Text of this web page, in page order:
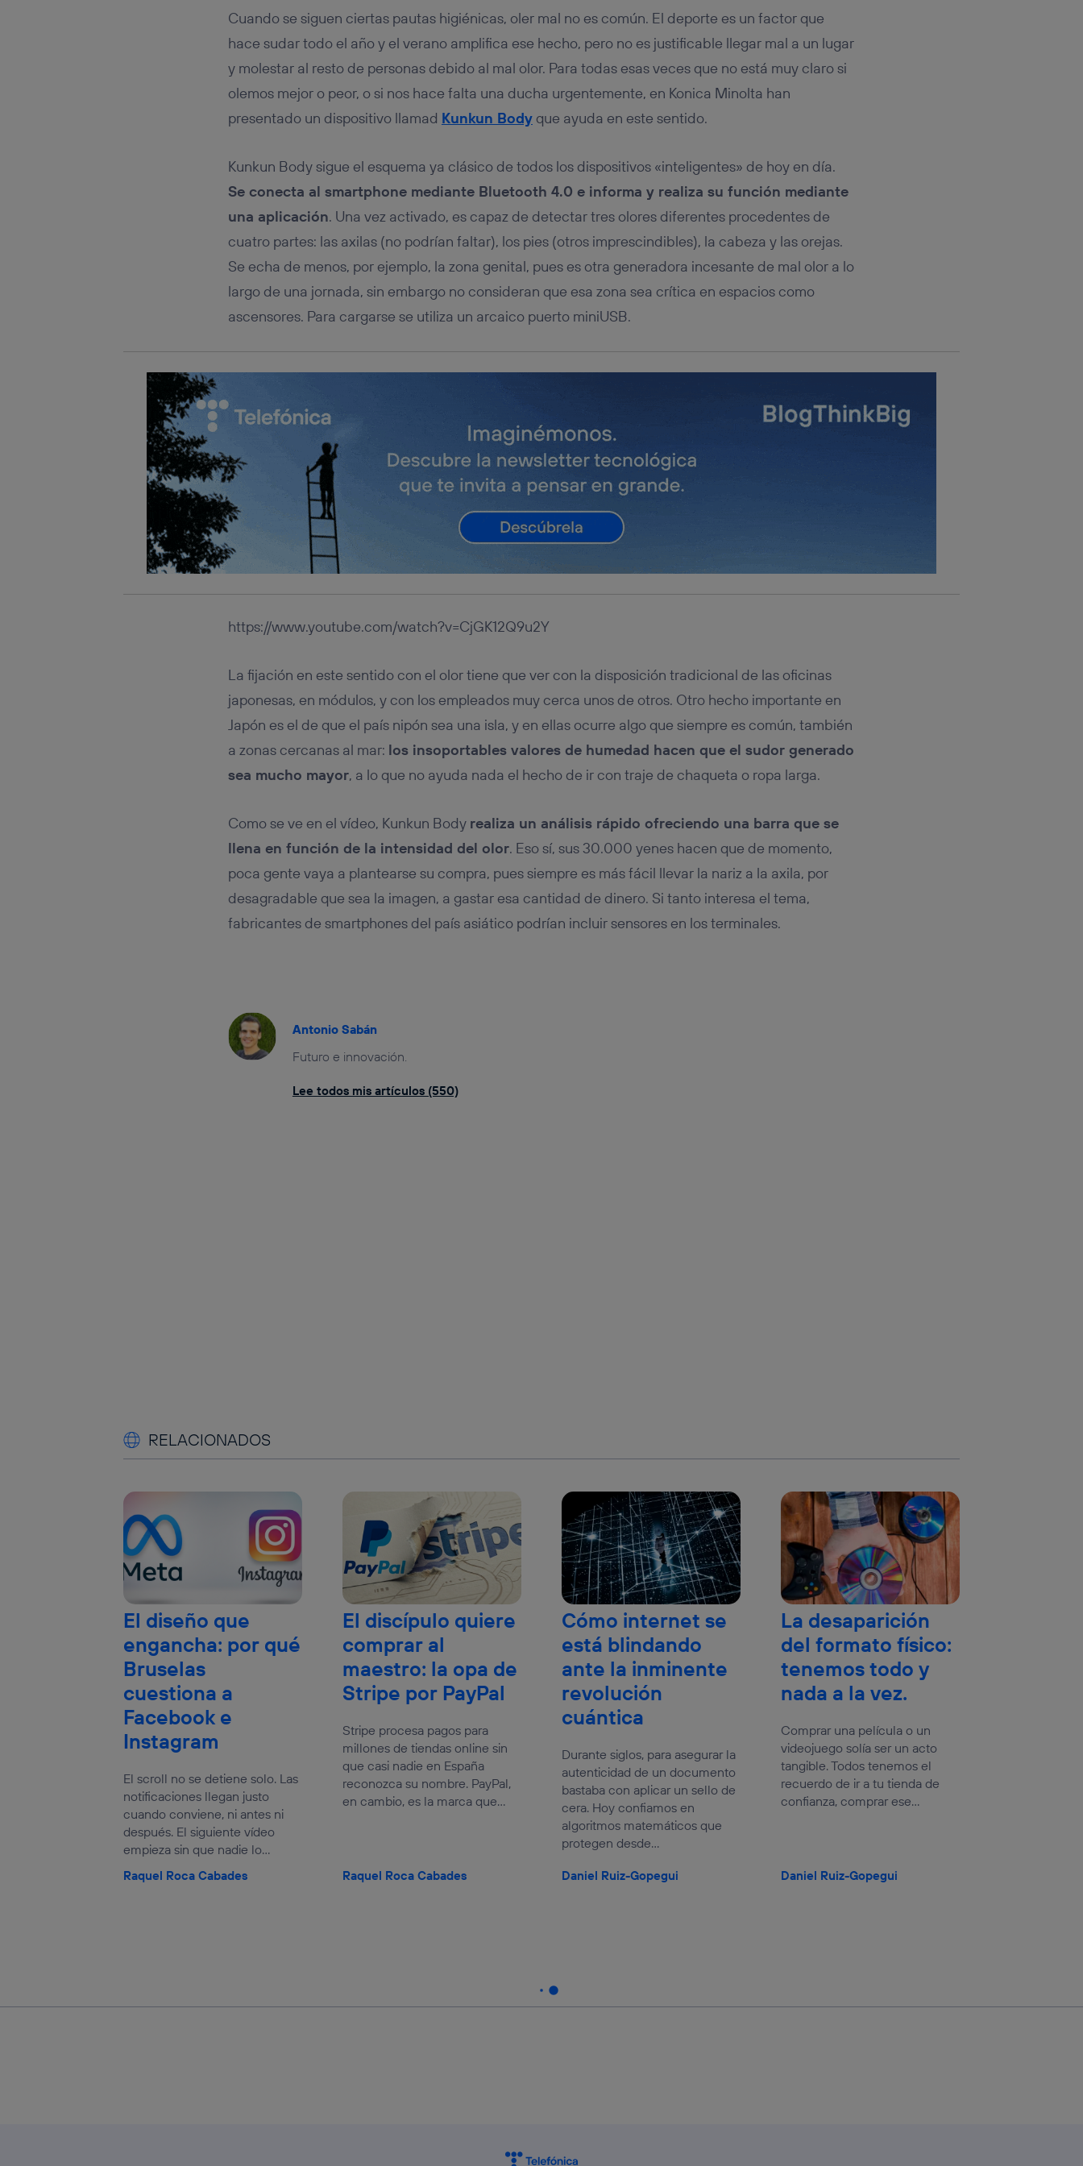
Cuando se siguen ciertas pautas higiénicas, oler mal no es común. El deporte es un factor que
hace sudar todo el año y el verano amplifica ese hecho, pero no es justificable llegar mal a un lugar
y molestar al resto de personas debido al mal olor. Para todas esas veces que no está muy claro si
olemos mejor o peor, o si nos hace falta una ducha urgentemente, en Konica Minolta han
presentado un dispositivo llamad Kunkun Bodyque ayuda en este sentido.
Kunkun Body sigue el esquema ya clásico de todos los dispositivos «inteligentes» de hoy en día.
Se conecta al smartphone mediante Bluetooth 4.0 e informa y realiza su función mediante
una aplicación. Una vez activado, es capaz de detectar tres olores diferentes procedentes de
cuatro partes: las axilas (no podrían faltar), los pies (otros imprescindibles), la cabeza y las orejas.
Se echa de menos, por ejemplo, la zona genital, pues es otra generadora incesante de mal olor a lo
largo de una jornada, sin embargo no consideran que esa zona sea crítica en espacios como
ascensores. Para cargarse se utiliza un arcaico puerto miniUSB.
https://www.youtube.com/watch?v=CjGK12Q9u2Y
La fijación en este sentido con el olor tiene que ver con la disposición tradicional de las oficinas
japonesas, en módulos, y con los empleados muy cerca unos de otros. Otro hecho importante en
Japón es el de que el país nipón sea una isla, y en ellas ocurre algo que siempre es común, también
a zonas cercanas al mar: los insoportables valores de humedad hacen que el sudor generado
sea mucho mayor, a lo que no ayuda nada el hecho de ir con traje de chaqueta o ropa larga.
Como se ve en el vídeo, Kunkun Body realiza un análisis rápido ofreciendo una barra que se
llena en función de la intensidad del olor. Eso sí, sus 30.000 yenes hacen que de momento,
poca gente vaya a plantearse su compra, pues siempre es más fácil llevar la nariz a la axila, por
desagradable que sea la imagen, a gastar esa cantidad de dinero. Si tanto interesa el tema,
fabricantes de smartphones del país asiático podrían incluir sensores en los terminales.
Antonio Sabán
Futuro e innovación.
Lee todos mis artículos (550)
RELACIONADOS
El diseño que
engancha: por qué
Bruselas
cuestiona a
Facebook e
Instagram
El scroll no se detiene solo. Las
notificaciones llegan justo
cuando conviene, ni antes ni
después. El siguiente vídeo
empieza sin que nadie lo...
Raquel Roca Cabades
El discípulo quiere
comprar al
maestro: la opa de
Stripe por PayPal
Stripe procesa pagos para
millones de tiendas online sin
que casi nadie en España
reconozca su nombre. PayPal,
en cambio, es la marca que...
Raquel Roca Cabades
Cómo internet se
está blindando
ante la inminente
revolución
cuántica
Durante siglos, para asegurar la
autenticidad de un documento
bastaba con aplicar un sello de
cera. Hoy confiamos en
algoritmos matemáticos que
protegen desde...
Daniel Ruiz-Gopegui
La desaparición
del formato físico:
tenemos todo y
nada a la vez.
Comprar una película o un
videojuego solía ser un acto
tangible. Todos tenemos el
recuerdo de ir a tu tienda de
confianza, comprar ese...
Daniel Ruiz-Gopegui
Si utilizas una
conexión de banda ancha
(p. ej., Wi-Fi), el marketing o análisis se
realizará en función de las actividades de navegación de los miembros del hogar que
hayan dado su consentimiento.
Si utilizas
datos móviles , el marketing será más personalizado, ya que se basará
únicamente en la navegación del usuario del móvil.
Puedes gestionar los consentimientos Utiq seleccionando “Administrar Utiq” en la parte
inferior de esta página web o visitando el portal de privacidad de Utiq (“consenthub”)
Para más información, consulta la política de privacidad de Utiq